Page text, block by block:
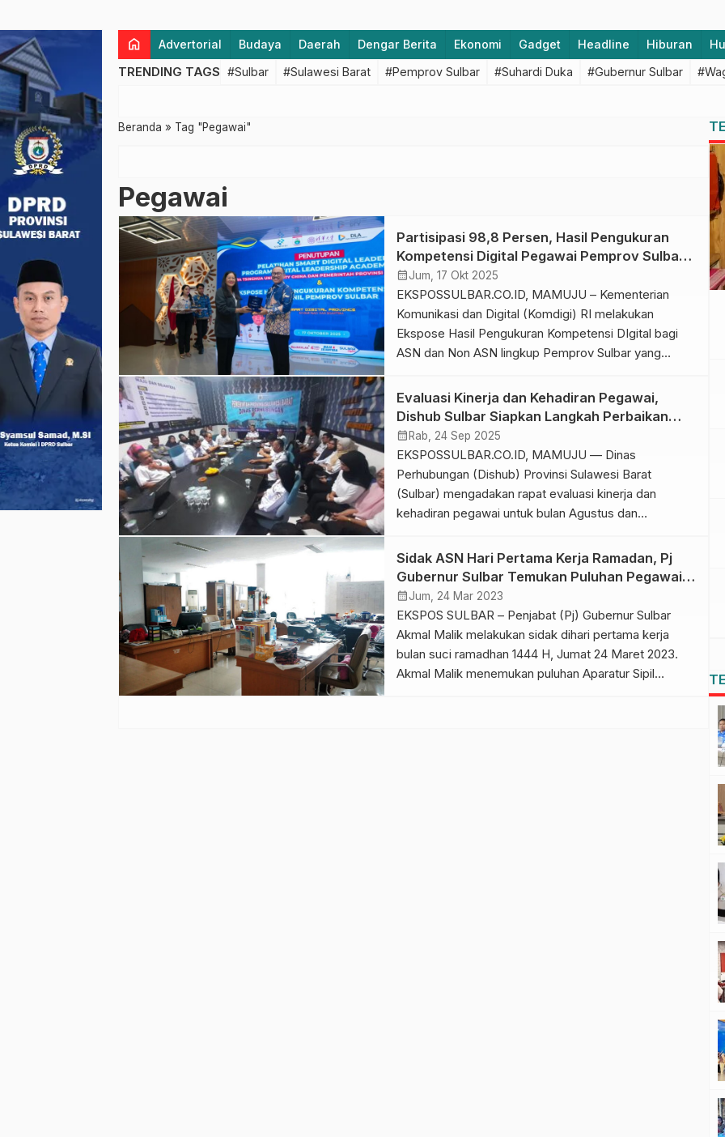
home Advertorial Budaya Daerah Dengar Berita Ekonomi Gadget Headline Hiburan
TRENDING TAGS #Sulbar #Sulawesi Barat #Pemprov Sulbar #Suhardi Duka #Gubernur Sulbar
Beranda » Tag "Pegawai"
Pegawai
Partisipasi 98,8 Persen, Hasil Pengukuran
Kompetensi Digital Pegawai Pemprov Sulbar
Raih Predikat Baik dengan Nilai 2,76
calendar_monthJum, 17 Okt 2025
EKSPOSSULBAR.CO.ID, MAMUJU – Kementerian
Komunikasi dan Digital (Komdigi) RI melakukan
Ekspose Hasil Pengukuran Kompetensi DIgital bagi
ASN dan Non ASN lingkup Pemprov Sulbar yang
Provinsi Sulbar, di Gedung Graha Sandeq, Kantor
Gubernur Sulbar, Jumat 17 Oktober 2025. Pengukuran
Kompetensi Digital terhadap 11.869 ASN dan Non ASN
memperoleh hasil yang memuaskan, […]
Evaluasi Kinerja dan Kehadiran Pegawai,
Dishub Sulbar Siapkan Langkah Perbaikan
Lebih Terstruktur
calendar_month Rab, 24 Sep 2025
EKSPOSSULBAR.CO.ID, MAMUJU — Dinas
Perhubungan (Dishub) Provinsi Sulawesi Barat
(Sulbar) mengadakan rapat evaluasi kinerja dan
kehadiran pegawai untuk bulan Agustus dan
hybrid, menggabungkan pertemuan tatap muka di
ruang rapat Dishub Sulbar dengan partisipasi daring
melalui platform virtual, Rabu (24/9). Format hybrid ini
dirancang untuk memastikan partisipasi maksimal dari
seluruh […]
Sidak ASN Hari Pertama Kerja Ramadan, Pj
Gubernur Sulbar Temukan Puluhan Pegawai
Tidak Masuk Kantor
calendar_monthJum, 24 Mar 2023
EKSPOS SULBAR – Penjabat (Pj) Gubernur Sulbar
Akmal Malik melakukan sidak dihari pertama kerja
bulan suci ramadhan 1444 H, Jumat 24 Maret 2023.
Akmal Malik menemukan puluhan Aparatur Sipil